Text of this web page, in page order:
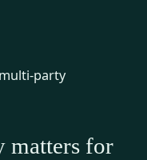
party
matters for